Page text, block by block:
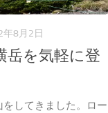
年8月2日
岳を気軽に登
してきました。ロー